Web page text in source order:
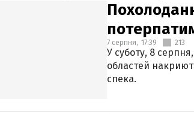
7 серпня, 17:39 213
У суботу, 8
областей
спека.